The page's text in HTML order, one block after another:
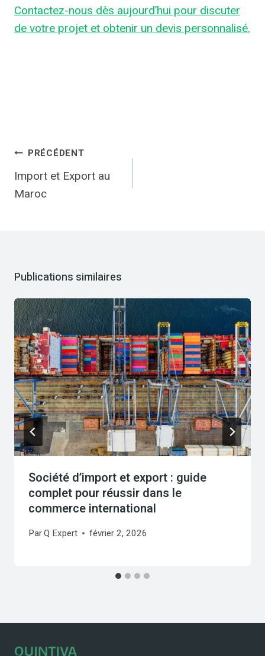
Contactez-nous dès aujourd’hui pour discuter
de votre projet et obtenir un devis personnalisé.
Navigation
l’article
PRÉCÉDENT
Import et Export au
Maroc
Publications similaires
Société d’import et export : guide
complet pour réussir dans le
commerce international
ParQ Expert février 2, 2026